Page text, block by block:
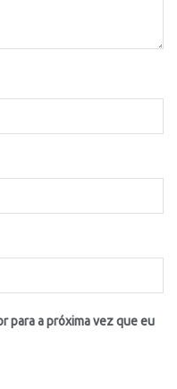
para a próxima vez que eu